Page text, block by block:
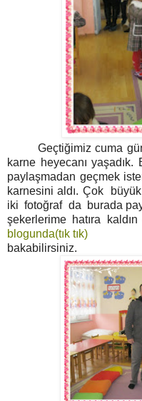
Geçtiğimiz cuma
karne heyecanı
paylaşmadan geçmek
karnesini aldı. Çok
iki fotoğraf da burada
şekerlerime hatıra
blogunda(tık tık)
bakabilirsiniz.